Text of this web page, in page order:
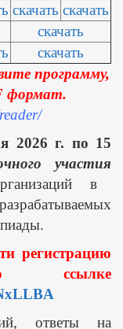
скачать скачать
скачать
скачать
программу,
формат.
2026 г. по 15
участия
в
регистрацию
ссылке
ответы на